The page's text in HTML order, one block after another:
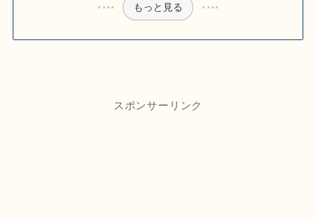
もっと見る
スポンサーリンク